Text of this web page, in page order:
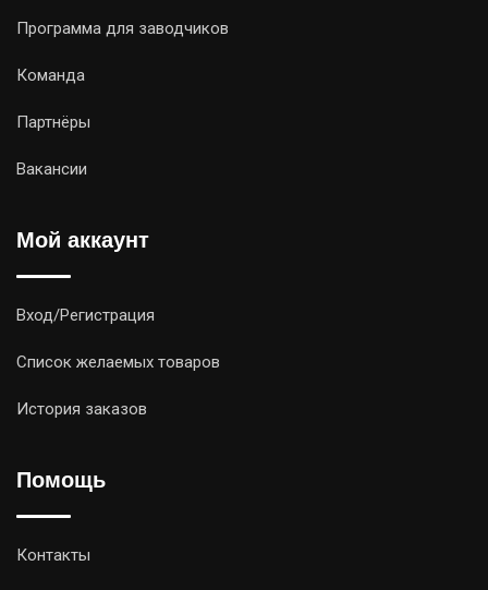
Программа для заводчиков
Команда
Партнёры
Вакансии
Мой аккаунт
Вход/Регистрация
Список желаемых товаров
История заказов
Помощь
Контакты